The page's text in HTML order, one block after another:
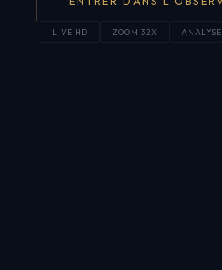
LIVE HD ZOOM 32X